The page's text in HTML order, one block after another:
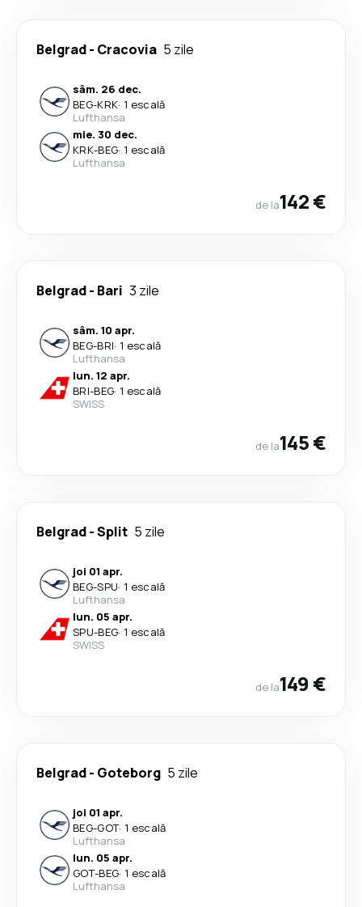
Belgrad- Cracovia 5 zile
sâm. 26 dec.
BEG-KRK· 1 escală
Lufthansa
mie. 30 dec.
KRK-BEG· 1 escală
Lufthansa
de la142 €
Belgrad- Bari 3 zile
sâm. 10 apr.
BEG-BRI· 1 escală
Lufthansa
lun. 12 apr.
BRI-BEG· 1 escală
SWISS
de la145 €
Belgrad-Split 5 zile
joi 01 apr.
BEG-SPU· 1 escală
Lufthansa
lun. 05 apr.
SPU-BEG· 1 escală
SWISS
de la149 €
Belgrad- Goteborg 5 zile
joi 01 apr.
BEG-GOT· 1 escală
Lufthansa
lun. 05 apr.
GOT-BEG· 1 escală
Lufthansa